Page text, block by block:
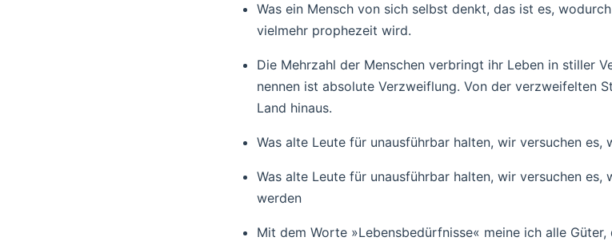
Was ein Mensch von sich selbst denkt, das ist es,
vielmehr prophezeit wird.
Die Mehrzahl der Menschen verbringt ihr Leben in stiller
nennen ist absolute Verzweiflung. Von der verzweifelten
Land hinaus.
Was alte Leute für unausführbar halten, wir versuchen
Was alte Leute für unausführbar halten, wir versuchen es,
werden
Mit dem Worte »Lebensbedürfnisse« meine ich alle